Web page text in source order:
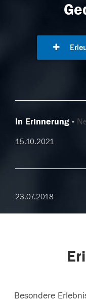
In Erinnerung
15.10.2021
23.07.2018
Besondere